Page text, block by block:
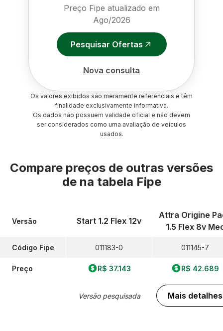
Preço Fipe atualizado em
Ago/2026
Pesquisar Ofertas
Nova consulta
Os valores exibidos são meramente referenciais e têm
finalidade exclusivamente informativa.
Os dados não possuem validade oficial e não devem
ser considerados como uma avaliação de veículos
usados.
Compare preços de outras versões
de na tabela Fipe
Versão
Código Fipe
Preço
Start 1.2 Flex 12v
011183-0
R$ 37.143
Versão pesquisada
Attra Origine
1.5 Flex 8v
011145-7
R$ 42.689
Mais detalhes